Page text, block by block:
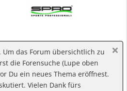
das Forum übersichtlich zu
die Forensuche (Lupe oben
Du ein neues Thema eröffnest.
Vielen Dank fürs